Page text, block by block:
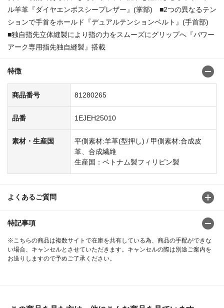
ル羊革『ダイヤエンボスシープレザー』(掌部) ■2つの異なるテン
ションで手首をホールド『デュアルテンションベルト』(手首部)
■独自指先立体縫製により指の力をスムーズにグリップへ『パワー
アーク専用指先独自縫製』搭載
特徴
商品番号 81280265
品番 1EJEH25010
素材・生産国
平側素材:羊革(型押し) / 甲側素材:合成皮
革、合成繊維
生産国：ベトナム製フィリピン製
よくあるご質問
特記事項
※こちらの商品は複数サイトで在庫を共有している為、商品の手配ができな
い場合、キャンセルとさせていただきます。キャンセルの際は別途ご案内を
お送りしますので予めご了承ください。